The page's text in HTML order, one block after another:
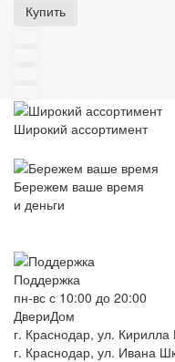
Купить
Широкий ассортимент
Бережем ваше время
и деньги
Поддержка
пн-вс с 10:00 до 20:00
ДвериДом
г. Краснодар, ул. Кирилла
г. Краснодар, ул. Ивана